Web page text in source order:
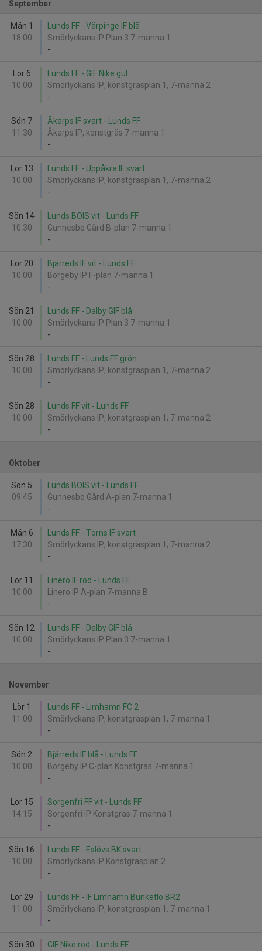
September
Mån 1
18:00
Lunds FF - Värpinge IF blå
Smörlyckans IP Plan 3 7-manna 1
-
Lör 6
10:00
Lunds FF - GIF Nike gul
Smörlyckans IP, konstgräsplan 1, 7-manna 2
-
Sön 7
11:30
Åkarps IF svart - Lunds FF
Åkarps IP, konstgräs 7-manna 1
-
Lör 13
10:00
Lunds FF - Uppåkra IF svart
Smörlyckans IP, konstgräsplan 1, 7-manna 2
-
Sön 14
10:30
Lunds BOIS vit - Lunds FF
Gunnesbo Gård B-plan 7-manna 1
-
Lör 20
10:00
Bjärreds IF vit - Lunds FF
Borgeby IP F-plan 7-manna 1
-
Sön 21
10:00
Lunds FF - Dalby GIF blå
Smörlyckans IP Plan 3 7-manna 1
-
Sön 28
10:00
Lunds FF - Lunds FF grön
Smörlyckans IP, konstgräsplan 1, 7-manna 2
-
Sön 28
10:00
Lunds FF vit - Lunds FF
Smörlyckans IP, konstgräsplan 1, 7-manna 2
-
Oktober
Sön 5
09:45
Lunds BOIS vit - Lunds FF
Gunnesbo Gård A-plan 7-manna 1
-
Mån 6
17:30
Lunds FF - Torns IF svart
Smörlyckans IP, konstgräsplan 1, 7-manna 2
-
Lör 11
10:00
Linero IF röd - Lunds FF
Linero IP A-plan 7-manna B
-
Sön 12
10:00
Lunds FF - Dalby GIF blå
Smörlyckans IP Plan 3 7-manna 1
-
November
Lör 1
11:00
Lunds FF - Limhamn FC 2
Smörlyckans IP, konstgräsplan 1, 7-manna 1
-
Sön 2
10:00
Bjärreds IF blå - Lunds FF
Borgeby IP C-plan Konstgräs 7-manna 1
-
Lör 15
14:15
Sorgenfri FF vit - Lunds FF
Sorgenfri IP Konstgräs 7-manna 1
-
Sön 16
10:00
Lunds FF - Eslövs BK svart
Smörlyckans IP Konstgräsplan 2
-
Lör 29
11:00
Lunds FF - IF Limhamn Bunkeflo BR2
Smörlyckans IP, konstgräsplan 1, 7-manna 1
-
Sön 30
GIF Nike röd - Lunds FF